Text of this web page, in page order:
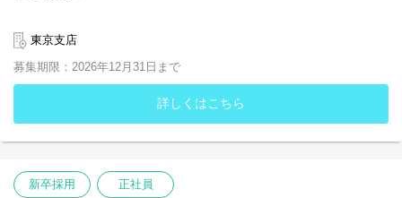
以下の書類をご郵送ください。
・履歴書
・卒業見込証明書
・成績証明書
・受付票（当社フォーマット）
サウス 2階
東京支店
募集期限：2026年12月31日まで
詳しくはこちら
新卒採用 正社員